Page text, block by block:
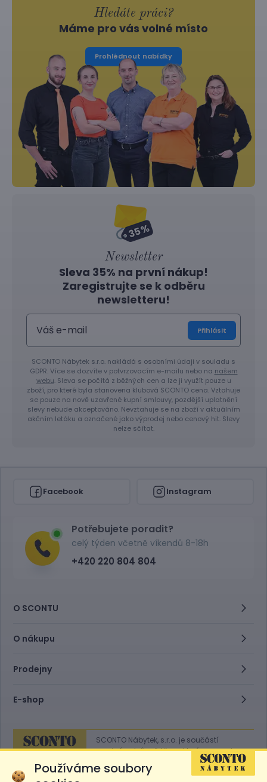
Hledáte práci?
Máme pro vás volné místo
Prohlédnout nabídky
Newsletter
Sleva 35% na první nákup!
Zaregistrujte se k odběru
newsletteru!
Přihlásit
SCONTO Nábytek s.r.o. nakládá s osobními údaji v souladu s
GDPR. Více se dozvíte v potvrzovacím e-mailu nebo na našem
webu. Sleva se počítá z běžných cen a lze ji využít pouze u
zboží, pro které byla stanovena klubová SCONTO cena. Vztahuje
se pouze na nově uzavřené kupní smlouvy, pozdější uplatnění
slevy nebude akceptováno. Nevztahuje se na zboží v aktuálním
akčním letáku a označené jako výprodej nebo cenový hit. Slevy
nelze sčítat.
Facebook Instagram
Potřebujete poradit?
celý týden včetně víkendů 8-18h
+420 220 804 804
O SCONTU
O nákupu
Prodejny
E-shop
SCONTO Nábytek, s.r.o. je součástí
mezinárodního řetězce, který provozuje
obchodní domy
Sconto.
Používáme soubory